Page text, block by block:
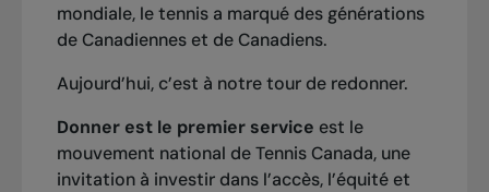
mondiale, le tennis a marqué des générations
de Canadiennes et de Canadiens.
Aujourd’hui, c’est à notre tour de redonner.
Donner est le premier service est le
mouvement national de Tennis Canada, une
invitation à investir dans l’accès, l’équité et